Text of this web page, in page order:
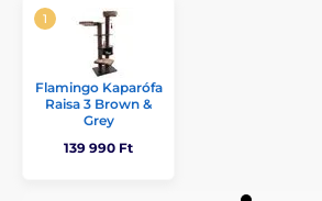
Flamingo Kaparófa
Raisa 3 Brown &
Grey
139 990 Ft